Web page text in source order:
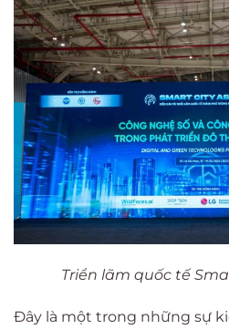
Triển lãm quốc tế
Đây là một trong những sự